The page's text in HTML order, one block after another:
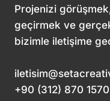
Projenizi
geçirmek ve
bizimle iletişime
+90 (312) 870 1570